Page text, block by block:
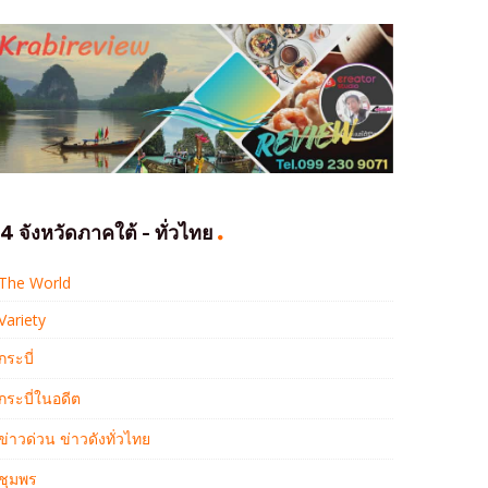
จังหวัดภาคใต้ - ทั่วไทย
World
ระบี่
ระบี่ในอดีต
าวด่วน ข่าวดังทั่วไทย
มพร